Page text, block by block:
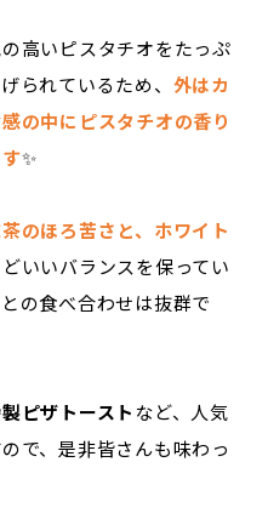
高いピスタチオをたっぷ
られているため、 外はカ
の中にピスタチオの香り
✨
のほろ苦さと、ホワイト
いいバランスを保ってい
の食べ合わせは抜群で
ピザトースト など、人気
で、是非皆さんも味わっ